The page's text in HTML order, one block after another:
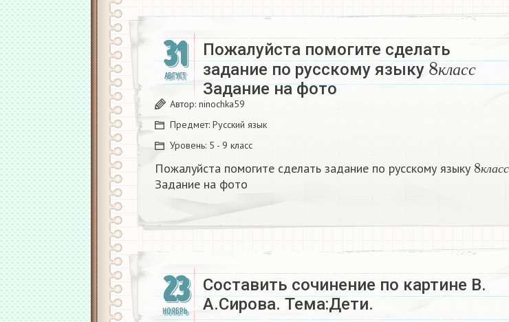
31
АВГУСТ
Пожалуйста помогите сделать
задание по русскому языку
кл а с с
8класс
Задание на фото
Автор: ninochka59
Предмет: Русский язык
Уровень: 5 - 9 класс
Пожалуйста помогите сделать задание по русскому языку класс
8
Задание на фото
23
НОЯБРЬ
Составить сочинение по картине В.
А.Сирова. Тема:Дети.​